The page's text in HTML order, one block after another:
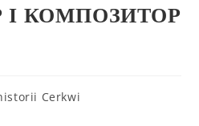
КОМПОЗИТОР
Cerkwi